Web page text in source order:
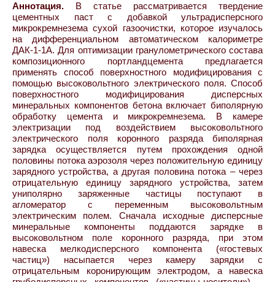
Аннотация. В статье рассматривается твердение
цементных паст с добавкой ультрадисперсного
микрокремнезема сухой газоочистки, которое изучалось
на дифференциальном автоматическом калориметре
ДАК-1-1А. Для оптимизации гранулометрического состава
композиционного портландцемента предлагается
применять способ поверхностного модифицирования с
помощью высоковольтного электрического поля. Способ
поверхностного модифицирования дисперсных
минеральных компонентов бетона включает биполярную
обработку цемента и микрокремнезема. В камере
электризации под воздействием высоковольтного
электрического поля коронного разряда биполярная
зарядка осуществляется путем прохождения одной
половины потока аэрозоля через положительную единицу
зарядного устройства, а другая половина потока – через
отрицательную единицу зарядного устройства, затем
униполярно заряженные частицы поступают в
агломератор с переменным высоковольтным
электрическим полем. Сначала исходные дисперсные
минеральные компоненты поддаются зарядке в
высоковольтном поле коронного разряда, при этом
навеска мелкодисперсного компонента («гостевых
частиц») насыпается через камеру зарядки с
отрицательным коронирующим электродом, а навеска